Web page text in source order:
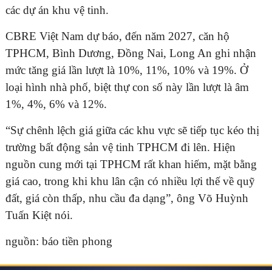
các dự án khu vệ tinh.
CBRE Việt Nam dự báo, đến năm 2027, căn hộ
TPHCM, Bình Dương, Đồng Nai, Long An ghi nhận
mức tăng giá lần lượt là 10%, 11%, 10% và 19%. Ở
loại hình nhà phố, biệt thự con số này lần lượt là âm
1%, 4%, 6% và 12%.
“Sự chênh lệch giá giữa các khu vực sẽ tiếp tục kéo thị
trường bất động sản vệ tinh TPHCM đi lên. Hiện
nguồn cung mới tại TPHCM rất khan hiếm, mặt bằng
giá cao, trong khi khu lân cận có nhiều lợi thế về quỹ
đất, giá còn thấp, nhu cầu đa dạng”, ông Võ Huỳnh
Tuấn Kiệt nói.
nguồn: báo tiền phong